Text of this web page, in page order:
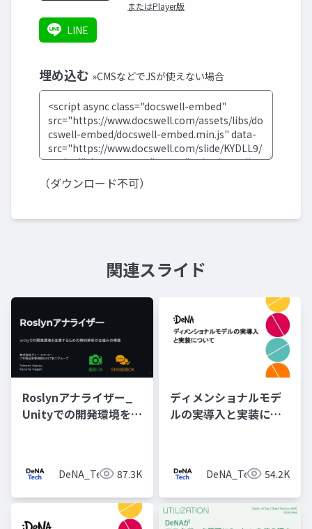
またはPlayer版
LINE
埋め込む »CMSなどでJSが使えない場合
（ダウンロード不可）
関連スライド
Roslynアナライザー_
Unityでの開発環境を改
DeNA_Tech 87.3K
ディメンショナルモデ
ルの実導入と実装につ
DeNA_Tech 54.2K